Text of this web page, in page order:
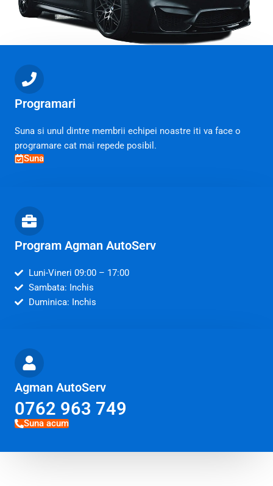
Programari
Suna si unul dintre membrii echipei noastre iti va face o
programare cat mai repede posibil.
Suna
Program Agman AutoServ
Luni-Vineri 09:00 – 17:00
Sambata: Inchis
Duminica: Inchis
Agman AutoServ
0762 963 749
Suna acum